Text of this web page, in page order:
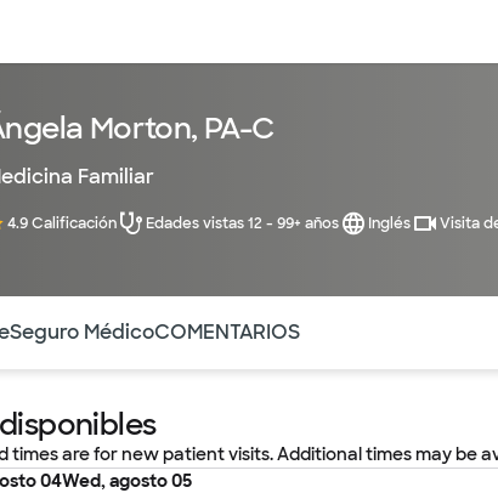
Morton, PA-C
Familiar
4.9 Calificación Edades vistas 12 - 99+ años Inglés Visita
Seguro MédicoCOMENTARIOS
times are for new patient visits. Additional times may be
04Wed, agosto 05